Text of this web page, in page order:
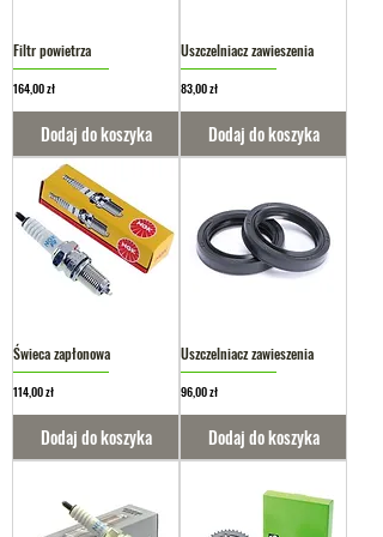
Filtr powietrza
Cena
164,00 zł
Dodaj do koszyka
Uszczelniacz zawieszenia
Cena
83,00 zł
Dodaj do koszyka
Świeca zapłonowa
Cena
114,00 zł
Dodaj do koszyka
Uszczelniacz zawieszenia
Cena
96,00 zł
Dodaj do koszyka